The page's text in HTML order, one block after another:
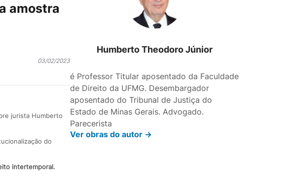
amostra
03/02/2023
jurista Humberto
do
intertemporal.
Humberto Theodoro Júnior
é Professor Titular aposentado da Faculdade
de Direito da UFMG. Desembargador
aposentado do Tribunal de Justiça do
Estado de Minas Gerais. Advogado.
Parecerista
Ver obras do autor ->